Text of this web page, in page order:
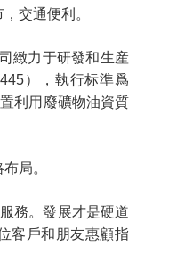
交通便利。
緻力于研發和生産
），執行标準爲
利用廢礦物油資質
局。
務。發展才是硬道
客戶和朋友惠顧指